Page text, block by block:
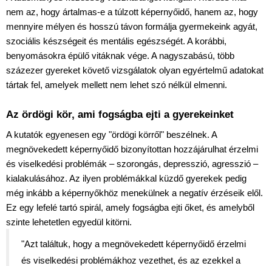
nem az, hogy ártalmas-e a túlzott képernyőidő, hanem az, hogy
mennyire mélyen és hosszú távon formálja gyermekeink agyát,
szociális készségeit és mentális egészségét. A korábbi,
benyomásokra épülő vitáknak vége. A nagyszabású, több
százezer gyereket követő vizsgálatok olyan egyértelmű adatokat
tártak fel, amelyek mellett nem lehet szó nélkül elmenni.
Az ördögi kör, ami fogságba ejti a gyerekeinket
A kutatók egyenesen egy "ördögi körről" beszélnek. A
megnövekedett képernyőidő bizonyítottan hozzájárulhat érzelmi
és viselkedési problémák – szorongás, depresszió, agresszió –
kialakulásához. Az ilyen problémákkal küzdő gyerekek pedig
még inkább a képernyőkhöz menekülnek a negatív érzéseik elől.
Ez egy lefelé tartó spirál, amely fogságba ejti őket, és amelyből
szinte lehetetlen egyedül kitörni.
"Azt találtuk, hogy a megnövekedett képernyőidő érzelmi
és viselkedési problémákhoz vezethet, és az ezekkel a